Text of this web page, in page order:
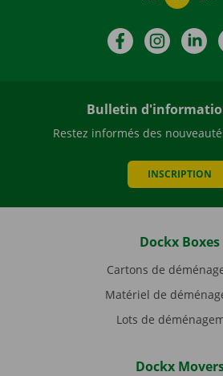
Facebook
Bulletin
Restez informés des
INSCRIPTION
Dockx Boxes
Cartons de
Matériel de
Lots de
Dockx